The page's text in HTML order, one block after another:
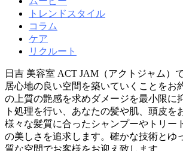
トレンドスタイル
コラム
ケア
リクルート
日吉 美容室 ACT JAM（アクトジャム）
居心地の良い空間を築いていくことをお
の上質の艶感を求めダメージを最小限に
ト処理を行い、あなたの髪や肌、頭皮を
様々な髪質に合ったシャンプーやトリー
の美しさを追求します。確かな技術とゆ